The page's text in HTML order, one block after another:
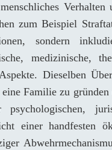
zum Beispiel
sondern
medizinische,
Dieselben
Familie zu
einer handfesten